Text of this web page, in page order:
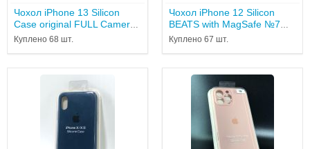
Чохол iPhone 13 Silicon
Case original FULL Camera
№32 milk chocolate (4you...
Куплено 68 шт.
Чохол iPhone 12 Silicon
BEATS with MagSafe №7
Midnight...
Куплено 67 шт.